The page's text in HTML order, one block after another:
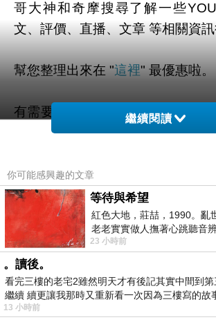
哥大神和奇摩搜尋了解一些
文、評價、直播、文章 等相關資訊
幫您整理出來在 "這裡" 最優惠啦。
有需要的粉粉可以點擊連結或按
的優惠折扣訊息啦~
=>點此取得優惠<=
繼續閱讀
你可能感興趣的文章
等待與希望
紅色大地，莊喆，1990。亂
老老實實做人撫著心跳聽音
向裂隙的亮處探索另一個心
23 小時前
。讀後。
看完三樓的老宅2雖然明天才有後記其實中間到
繼續 續更讓我那時又重新看一次因為三樓寫的故
有
13 小時前